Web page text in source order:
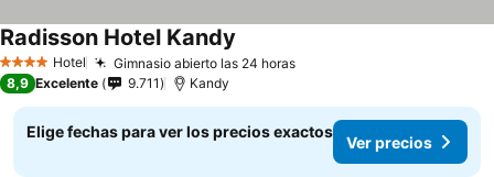
4 EstrellasHotel Gimnasio abierto las 24 horas
Radisson Hotel Kandy
8,9 Excelente 9.711 Kandy
Elige fechas para ver los precios exactos
Ver precios